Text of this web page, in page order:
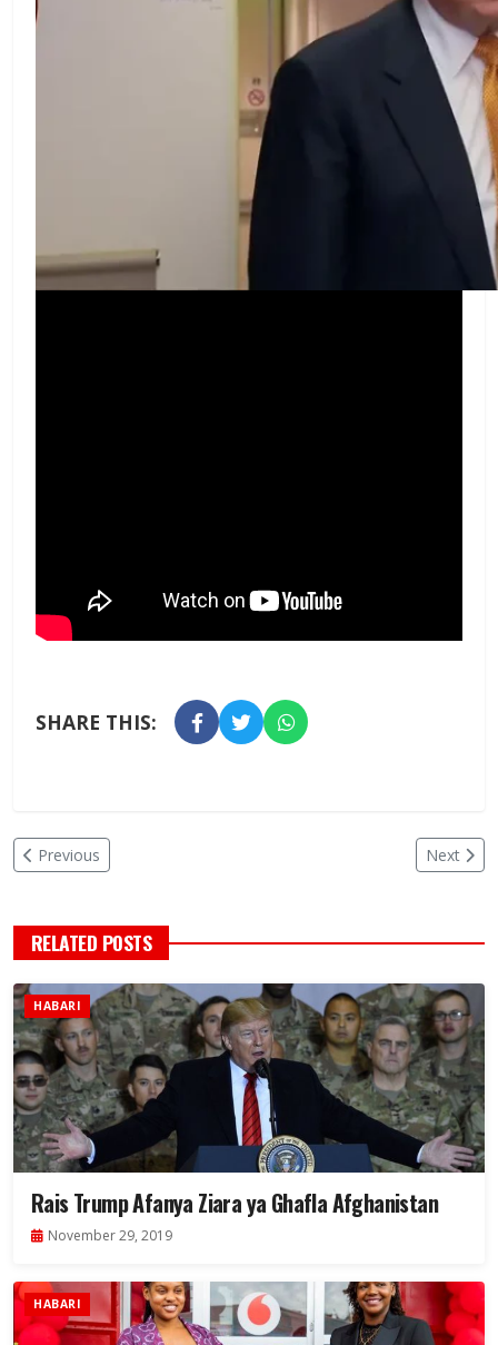
SHARE THIS:
Previous Next
RELATED POSTS
HABARI
Rais Trump Afanya Ziara ya Ghafla Afghanistan
November 29, 2019
HABARI